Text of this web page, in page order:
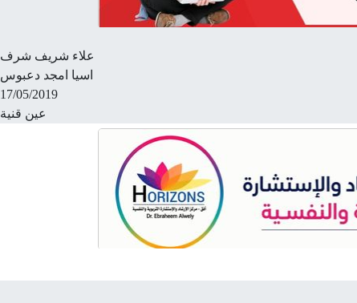
علاء شريف شرف
اسيا امجد دعبوس
17/05/2019
عين قنية